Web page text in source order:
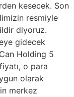
kesecek. Son
resmiyle
diyoruz.
gidecek
Holding 5
o para
olarak
merkez